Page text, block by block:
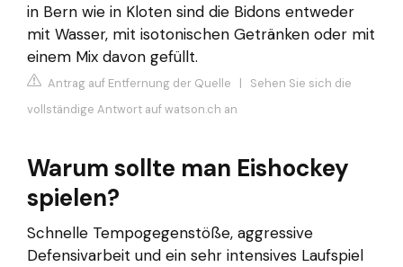
in Bern wie in Kloten sind die Bidons entweder
mit Wasser, mit isotonischen Getränken oder mit
einem Mix davon gefüllt.
Antrag auf Entfernung der Quelle | Sehen Sie sich die
vollständige Antwort auf watson.ch an
Warum sollte man Eishockey
spielen?
Schnelle Tempogegenstöße, aggressive
Defensivarbeit und ein sehr intensives Laufspiel